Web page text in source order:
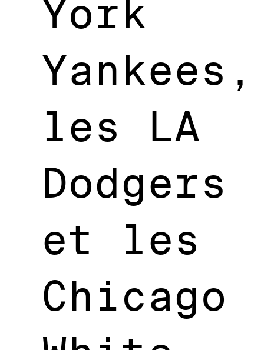
York
Yankees,
les LA
Dodgers
et les
Chicago